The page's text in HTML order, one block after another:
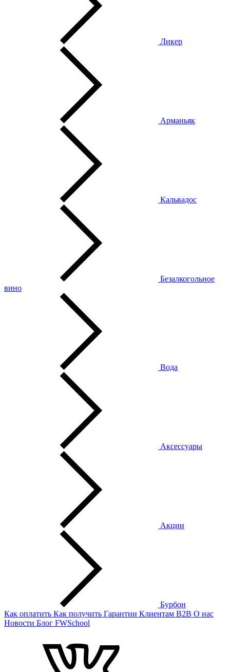
Ликер
Арманьяк
Кальвадос
Безалкогольное
вино
Вода
Аксессуары
Акции
Бурбон
Как оплатить Как получить Гарантии Клиентам B2B О нас
Новости Блог FWSchool